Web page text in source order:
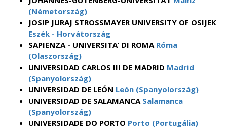
(Németország)
JOSIP JURAJ STROSSMAYER UNIVERSITY OF OSIJEK
Eszék - Horvátország
SAPIENZA - UNIVERSITA’ DI ROMA Róma
(Olaszország)
UNIVERSIDAD CARLOS III DE MADRID Madrid
(Spanyolország)
UNIVERSIDAD DE LEÓN León (Spanyolország)
UNIVERSIDAD DE SALAMANCA Salamanca
(Spanyolország)
UNIVERSIDADE DO PORTO Porto (Portugália)